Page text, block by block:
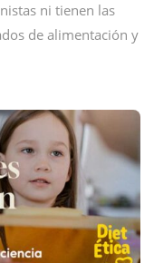
ni tienen las
de alimentación y